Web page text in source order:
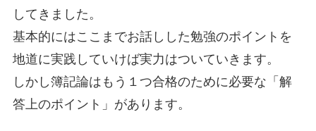
してきました。
基本的にはここまでお話しした勉強のポイントを
地道に実践していけば実力はついていきます。
しかし簿記論はもう１つ合格のために必要な「解
答上のポイント」があります。